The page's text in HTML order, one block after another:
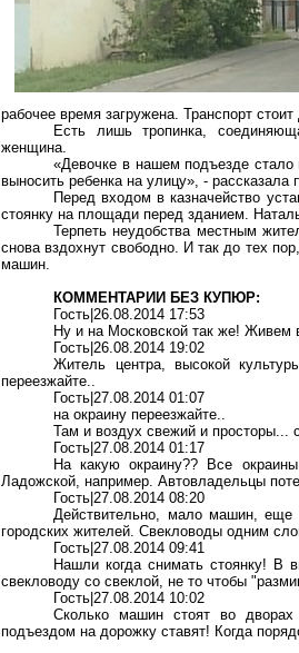
рабочее время загружена. Транспорт
Есть лишь тропинка,
женщина.
«Девочке в нашем подъезде
выносить ребенка на улицу», - рассказала
Перед входом в казначейство
стоянку на площади перед зданием.
Терпеть неудобства местным
снова вздохнут свободно. И так до тех
машин.
КОММЕНТАРИИ БЕЗ КУПЮР:
Гость|26.08.2014 17:53
Ну и на Московской так же! Живем
Гость|26.08.2014 19:02
Житель центра, высокой
переезжайте..
Гость|27.08.2014 01:07
на окраину переезжайте..
Там и воздух свежий и просторы...
Гость|27.08.2014 01:17
На какую окраину?? Все
Ладожской, например. Автовладельцы
Гость|27.08.2014 08:20
Действительно, мало машин,
городских жителей. Свекловоды одним
Гость|27.08.2014 09:41
Нашли когда снимать стоянку! В
свекловоду со свеклой, не то чтобы "
Гость|27.08.2014 10:02
Сколько машин стоят во
подъездом на дорожку ставят! Когда